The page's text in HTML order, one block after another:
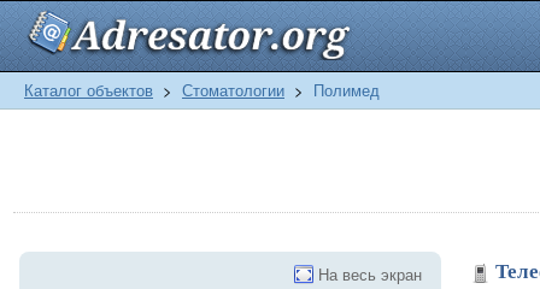
Каталог объектов > Стоматологии > Полимед
На весь экран